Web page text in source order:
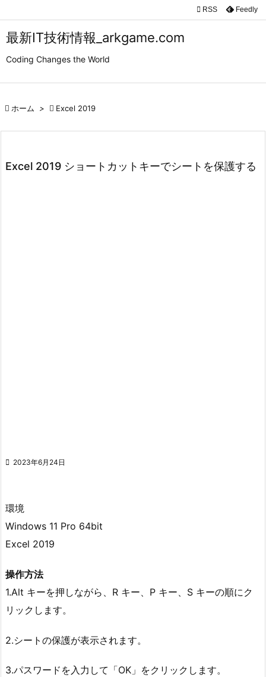
最新IT技術情報_arkgame.com
Coding Changes the World


検索
 RSS Feedly
 ホーム >  Excel 2019
Excel 2019 ショートカットキーでシートを保護する
 2023年6月24日
環境
Windows 11 Pro 64bit
Excel 2019
操作方法
1.Alt キーを押しながら、R キー、P キー、S キーの順にク
リックします。
2.シートの保護が表示されます。
3.パスワードを入力して「OK」をクリックします。